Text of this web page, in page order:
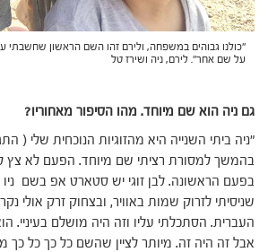
"כולנו גבוהים במשפחה, ולירם זהו השם הראשון שחשבתי
על שם אחר". לירם, ניה ושירז טל
גם ניה הוא שם מיוחד. מהו הסיפור מאחוריו?
בהמשך למסורת רציתי שם מיוחד. הפעם לא צץ
שניסיתי לזרוק שמות באוויר, ובצחוק זרק אולי
העברית. הסתכלתי עליו וזה היה מושלם בעיניי.
אבל זה היה זה. מיותר לציין שהשם כל כך כל כך